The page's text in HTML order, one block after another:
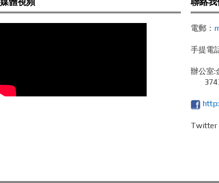
電郵：
手提電
辦公室: